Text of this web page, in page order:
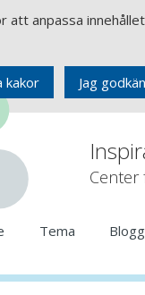
att anpassa
kakor Jag
Center
Tema